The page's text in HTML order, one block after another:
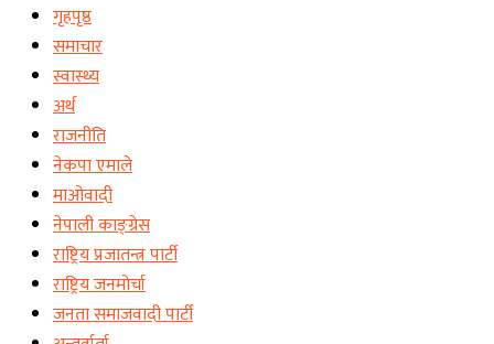
गृहपृष्ठ
समाचार
स्वास्थ्य
अर्थ
राजनीति
नेकपा एमाले
माओवादी
नेपाली काङ्ग्रेस
राष्ट्रिय प्रजातन्त्र पार्टी
राष्ट्रिय जनमोर्चा
जनता समाजवादी पार्टी